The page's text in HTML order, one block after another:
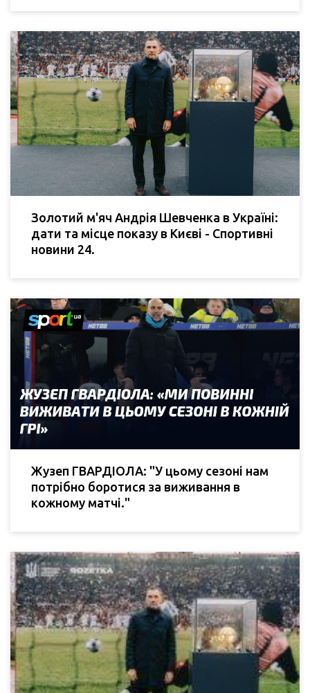
Золотий м'яч Андрія Шевченка в Україні:
дати та місце показу в Києві - Спортивні
новини 24.
Жузеп ГВАРДІОЛА: "У цьому сезоні нам
потрібно боротися за виживання в
кожному матчі."